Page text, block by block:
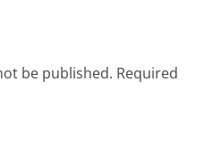
be published. Required